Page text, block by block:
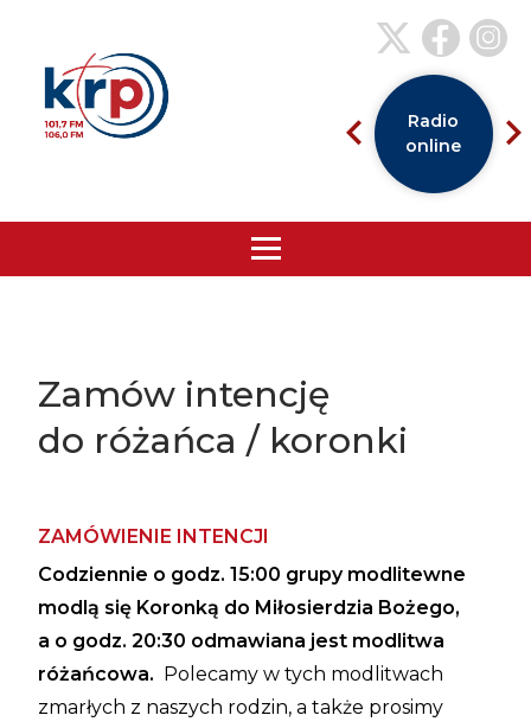
Radio
online
Zamów intencję
do różańca / koronki
ZAMÓWIENIE INTENCJI
Codziennie o godz. 15:00 grupy modlitewne
modlą się Koronką do Miłosierdzia Bożego,
a o godz. 20:30 odmawiana jest modlitwa
różańcowa. Polecamy w tych modlitwach
zmarłych z naszych rodzin, a także prosimy